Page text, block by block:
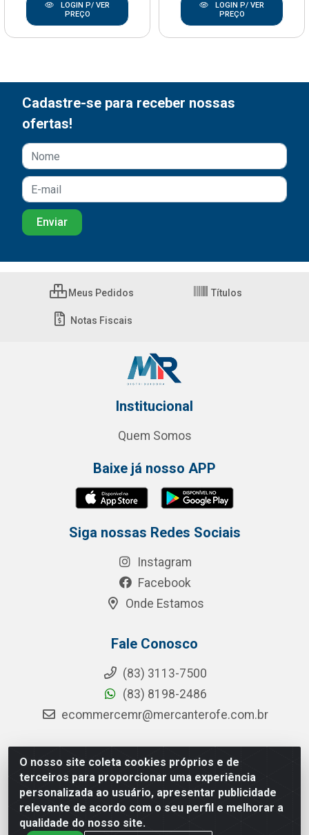
LOGIN P/ VER
PREÇO
LOGIN P/ VER
PREÇO
O nosso site coleta cookies próprios e de
terceiros para proporcionar uma experiência
personalizada ao usuário, apresentar publicidade
relevante de acordo com o seu perfil e melhorar a
qualidade do nosso site.
Cadastre-se para receber nossas
ofertas!
Meus Pedidos Títulos
Notas Fiscais
Institucional
Quem Somos
Baixe já nosso APP
Siga nossas Redes Sociais
Instagram
Facebook
Onde Estamos
Fale Conosco
(83) 3113-7500
(83) 8198-2486
ecommercemr@mercanterofe.com.br
MR Distribuidora - Rua Hortêncio Ribeiro de Luna, 3777 -
Distrito Industrial, João Pessoa/PB - CEP 58081-400 -
CNPJ 35.428.312/0001-85